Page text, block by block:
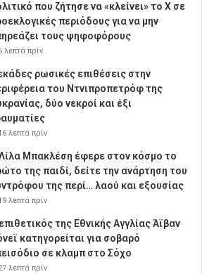
που ζήτησε να «κλείνει» το X σε
περιόδους για να μην
τους ψηφοφόρους
λεπτά πρίν
ρωσικές επιθέσεις στην
του Ντνιπροπετρόφ της
δύο νεκροί και έξι
λεπτά πρίν
Μπακλέση έφερε στον κόσμο το
της παιδί, δείτε την ανάρτηση του
της περί… λαού και εξουσίας
λεπτά πρίν
της Εθνικής Αγγλίας Άϊβαν
κατηγορείται για σοβαρό
σε κλαμπ στο Σόχο
λεπτά πρίν